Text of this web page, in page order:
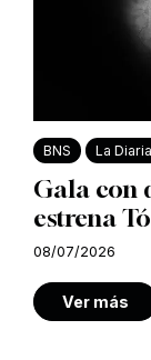
BNS La Diaria
Gala con
estrena
08/07/2026
Ver más